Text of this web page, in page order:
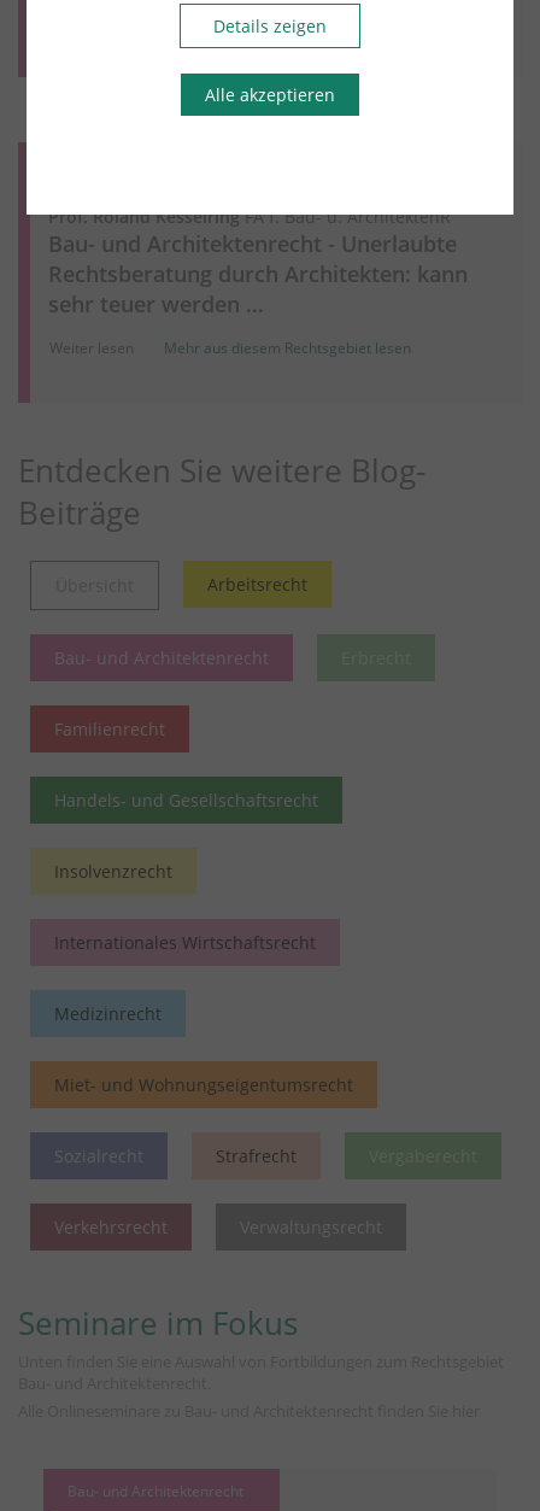
Mehr aus diesem Rechtsgebiet lesen
Prof. Roland KesselringFA f. Bau- u. ArchitektenR
Bau- und Architektenrecht - Unerlaubte
Rechtsberatung durch Architekten: kann
sehr teuer werden …
Weiter lesen Mehr aus diesem Rechtsgebiet lesen
Entdecken Sie weitere Blog-
Beiträge
Arbeitsrecht
Bau- und Architektenrecht
Familienrecht
Handels- und Gesellschaftsrecht
Insolvenzrecht
Internationales Wirtschaftsrecht
Medizinrecht
Miet- und Wohnungseigentumsrecht
Sozialrecht Strafrecht Vergaberecht
Verkehrsrecht Verwaltungsrecht
Seminare im Fokus
Bau- und Architektenrecht
Details zeigen
Alle akzeptieren